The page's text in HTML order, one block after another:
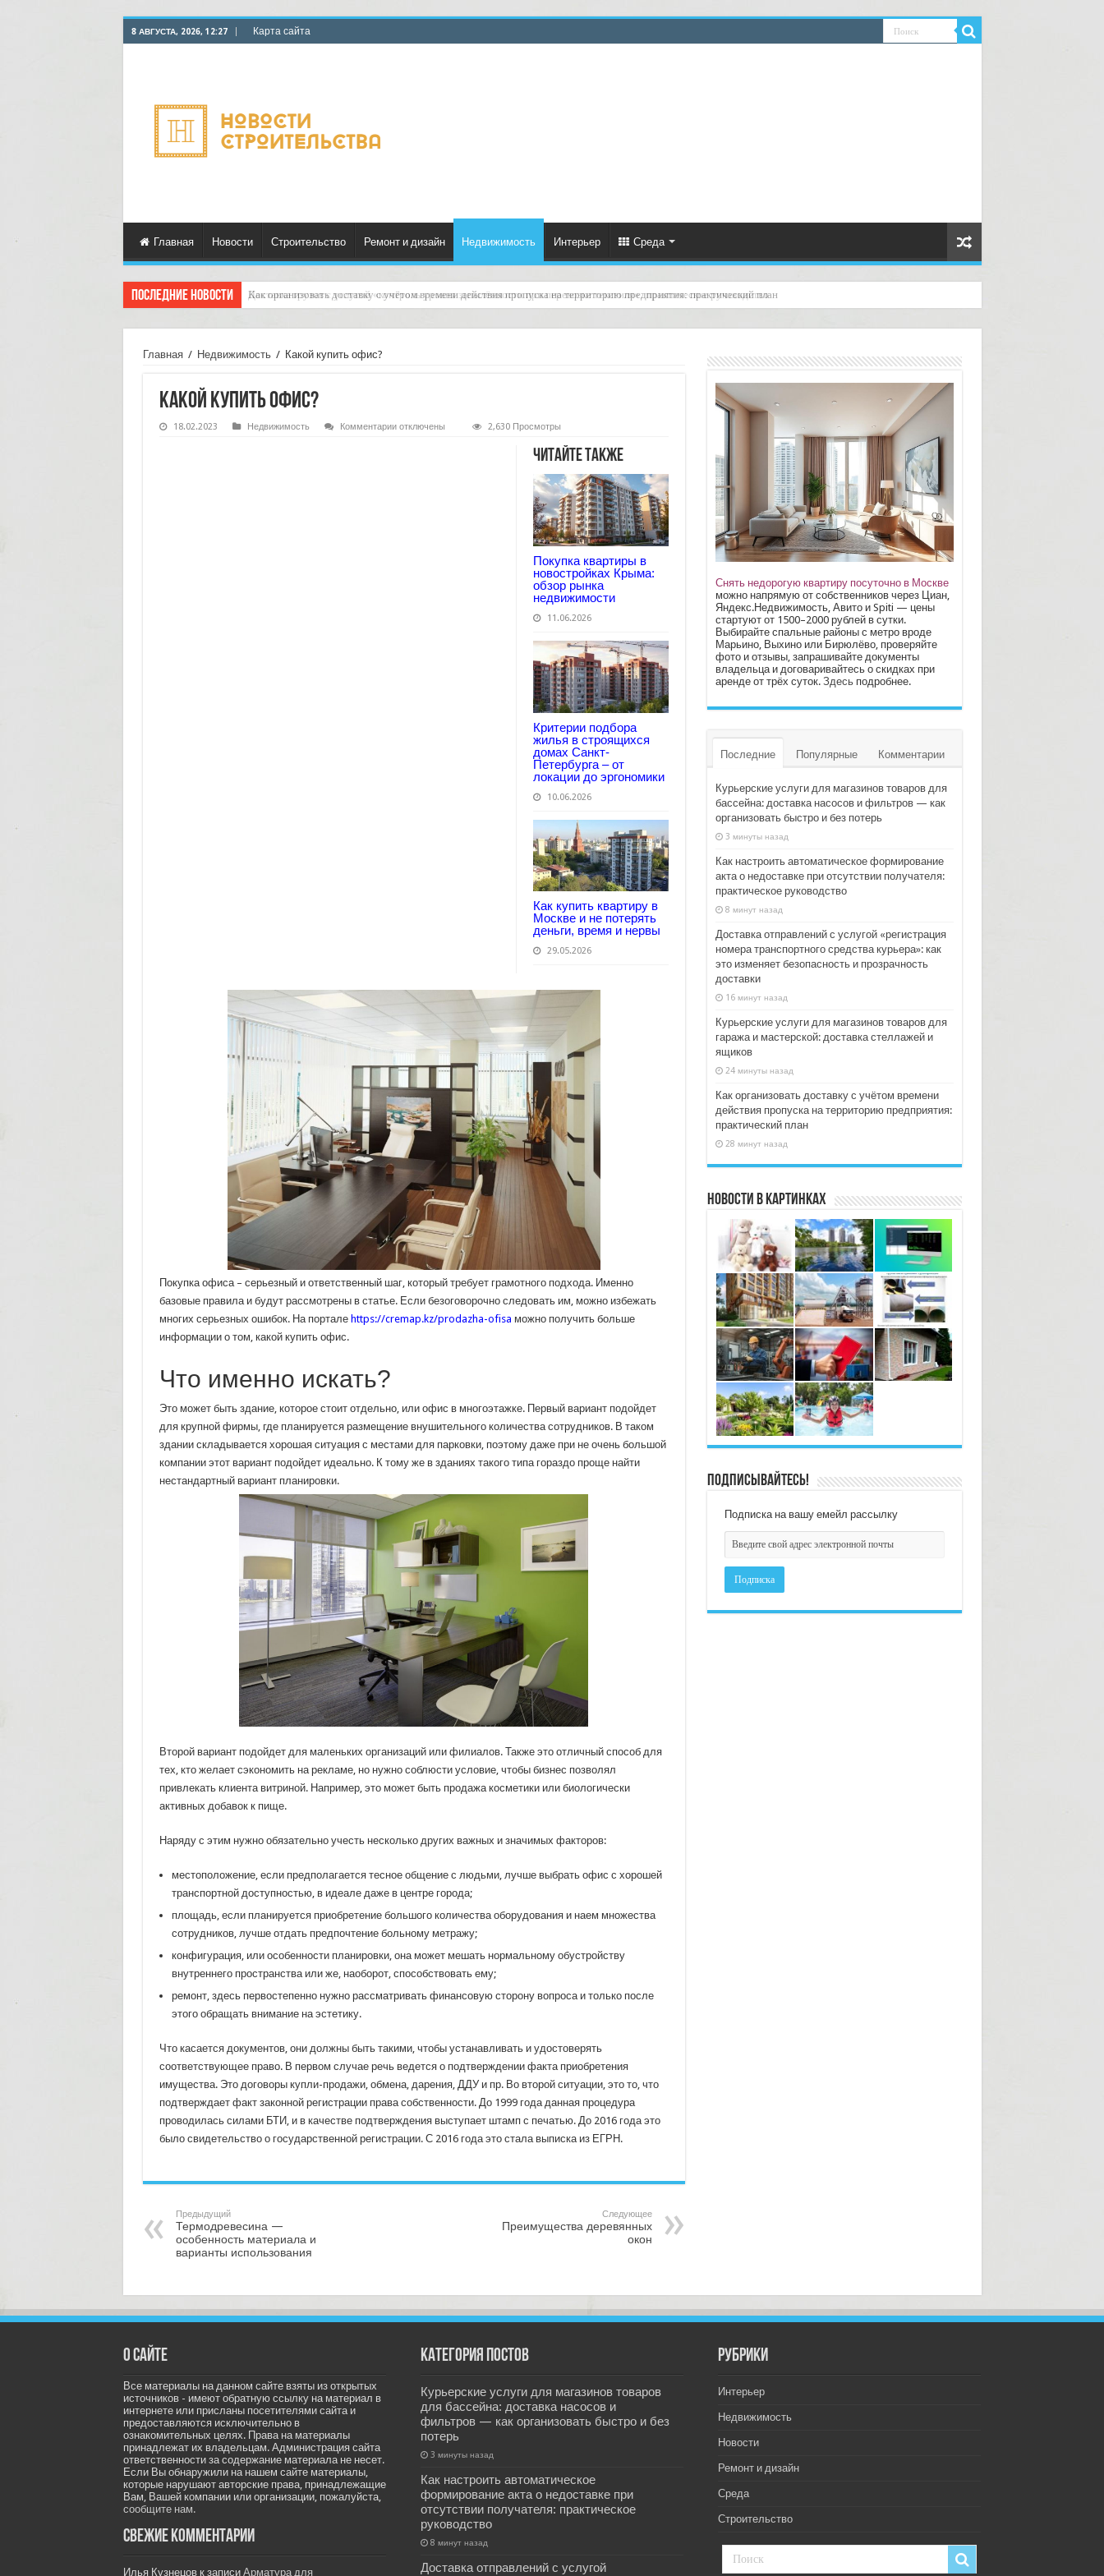
8 АВГУСТА, 2026, 12:27 Карта сайта
Главная Новости Строительство Ремонт и дизайн Недвижимость Интерьер Среда
Последние новости Доставка грузов с услугой «контроль уровня запылённости при перевозке текстиля»: практическое руководство
Главная / Недвижимость / Какой купить офис?
Какой купить офис?
18.02.2023 Недвижимость Комментариикотключены 2,630 Просмотры
Читайте также
Покупка квартиры в
новостройках Крыма:
обзор рынка
недвижимости
11.06.2026
Критерии подбора
жилья в строящихся
домах Санкт-
Петербурга – от
локации до эргономики
10.06.2026
Как купить квартиру в
Москве и не потерять
деньги, время и нервы
29.05.2026
Покупка офиса – серьезный и ответственный шаг, который требует грамотного подхода. Именно
базовые правила и будут рассмотрены в статье. Если безоговорочно следовать им, можно избежать
многих серьезных ошибок. На портале https://cremap.kz/prodazha-ofisa можно получить больше
информации о том, какой купить офис.
Что именно искать?
Это может быть здание, которое стоит отдельно, или офис в многоэтажке. Первый вариант подойдет
для крупной фирмы, где планируется размещение внушительного количества сотрудников. В таком
здании складывается хорошая ситуация с местами для парковки, поэтому даже при не очень большой
компании этот вариант подойдет идеально. К тому же в зданиях такого типа гораздо проще найти
нестандартный вариант планировки.
Второй вариант подойдет для маленьких организаций или филиалов. Также это отличный способ для
тех, кто желает сэкономить на рекламе, но нужно соблюсти условие, чтобы бизнес позволял
привлекать клиента витриной. Например, это может быть продажа косметики или биологически
активных добавок к пище.
Наряду с этим нужно обязательно учесть несколько других важных и значимых факторов:
местоположение, если предполагается тесное общение с людьми, лучше выбрать офис с хорошей
транспортной доступностью, в идеале даже в центре города;
площадь, если планируется приобретение большого количества оборудования и наем множества
сотрудников, лучше отдать предпочтение больному метражу;
конфигурация, или особенности планировки, она может мешать нормальному обустройству
внутреннего пространства или же, наоборот, способствовать ему;
ремонт, здесь первостепенно нужно рассматривать финансовую сторону вопроса и только после
этого обращать внимание на эстетику.
Что касается документов, они должны быть такими, чтобы устанавливать и удостоверять
соответствующее право. В первом случае речь ведется о подтверждении факта приобретения
имущества. Это договоры купли-продажи, обмена, дарения, ДДУ и пр. Во второй ситуации, это то, что
подтверждает факт законной регистрации права собственности. До 1999 года данная процедура
проводилась силами БТИ, и в качестве подтверждения выступает штамп с печатью. До 2016 года это
было свидетельство о государственной регистрации. С 2016 года это стала выписка из ЕГРН.
Предыдущий
Термодревесина —
особенность материала и
варианты использования
Следующее
Преимущества деревянных
окон
Снять недорогую квартиру посуточно в Москве
можно напрямую от собственников через Циан,
Яндекс.Недвижимость, Авито и Spiti — цены
стартуют от 1500–2000 рублей в сутки.
Выбирайте спальные районы с метро вроде
Марьино, Выхино или Бирюлёво, проверяйте
фото и отзывы, запрашивайте документы
владельца и договаривайтесь о скидках при
аренде от трёх суток. Здесьподробнее.
Последние Популярные Комментарии
Курьерские услуги для магазинов товаров для
бассейна: доставка насосов и фильтров — как
организовать быстро и без потерь
3 минуты назад
Как настроить автоматическое формирование
акта о недоставке при отсутствии получателя:
практическое руководство
8 минут назад
Доставка отправлений с услугой «регистрация
номера транспортного средства курьера»: как
это изменяет безопасность и прозрачность
доставки
16 минут назад
Курьерские услуги для магазинов товаров для
гаража и мастерской: доставка стеллажей и
ящиков
24 минуты назад
Как организовать доставку с учётом времени
действия пропуска на территорию предприятия:
практический план
28 минут назад
Новости в картинках
Подписывайтесь!
Подписка на вашу емейл рассылку
О сайте
Все материалы на данном сайте взяты из открытых
источников - имеют обратную ссылку на материал в
интернете или присланы посетителями сайта и
предоставляются исключительно в
ознакомительных целях. Права на материалы
принадлежат их владельцам. Администрация сайта
ответственности за содержание материала не несет.
Если Вы обнаружили на нашем сайте материалы,
которые нарушают авторские права, принадлежащие
Вам, Вашей компании или организации, пожалуйста,
сообщите нам.
Свежие комментарии
Илья Кузнецовк записи Арматура для
Категория постов
Курьерские услуги для магазинов товаров
для бассейна: доставка насосов и
фильтров — как организовать быстро и без
потерь
3 минуты назад
Как настроить автоматическое
формирование акта о недоставке при
отсутствии получателя: практическое
руководство
8 минут назад
Доставка отправлений с услугой
РУбрики
Интерьер
Недвижимость
Новости
Ремонт и дизайн
Среда
Строительство